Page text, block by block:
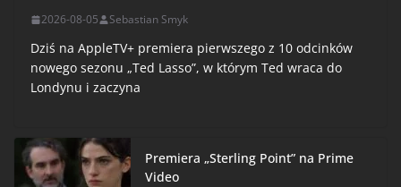
2026-08-05 Sebastian Smyk
Dziś na AppleTV+ premiera pierwszego z 10 odcinków
nowego sezonu „Ted Lasso”, w którym Ted wraca do
Londynu i zaczyna
Premiera „Sterling Point” na Prime
Video